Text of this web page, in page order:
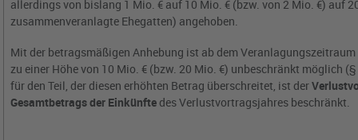
allerdings von bislang 1 Mio. € auf 10 Mio. € (bzw. von 2 Mio. €) auf
zusammenveranlagte Ehegatten) angehoben.
Mit der betragsmäßigen Anhebung ist ab dem
zu einer Höhe von 10 Mio. € (bzw. 20 Mio. €) unbeschränkt möglich
für den Teil, der diesen erhöhten Betrag überschreitet, ist der
Gesamtbetrags der Einkünfte des Verlustvortragsjahres beschränkt.